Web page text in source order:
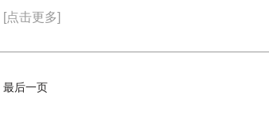
[点击更多]
最后一页